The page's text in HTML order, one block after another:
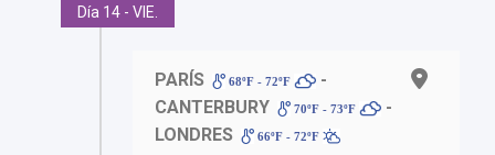
Día 14 - VIE.
PARÍS 68ºF - 72ºF
-
CANTERBURY
70ºF - 73ºF
-
LONDRES
66ºF - 72ºF